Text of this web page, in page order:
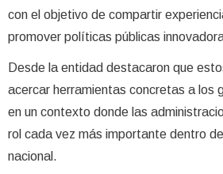
con el objetivo de compartir
promover políticas públicas
Desde la entidad destacaron que
acercar herramientas concretas a los
en un contexto donde las
rol cada vez más importante dentro
nacional.